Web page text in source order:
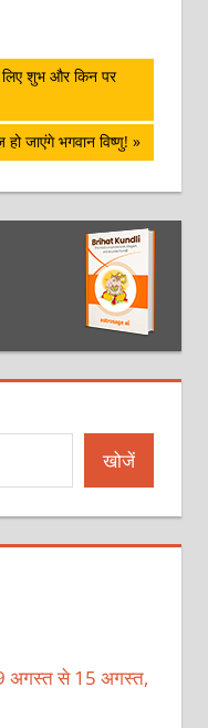
लिए शुभ और किन पर
जाएंगे भगवान विष्णु!
खोजें
अगस्त से 15 अगस्त,